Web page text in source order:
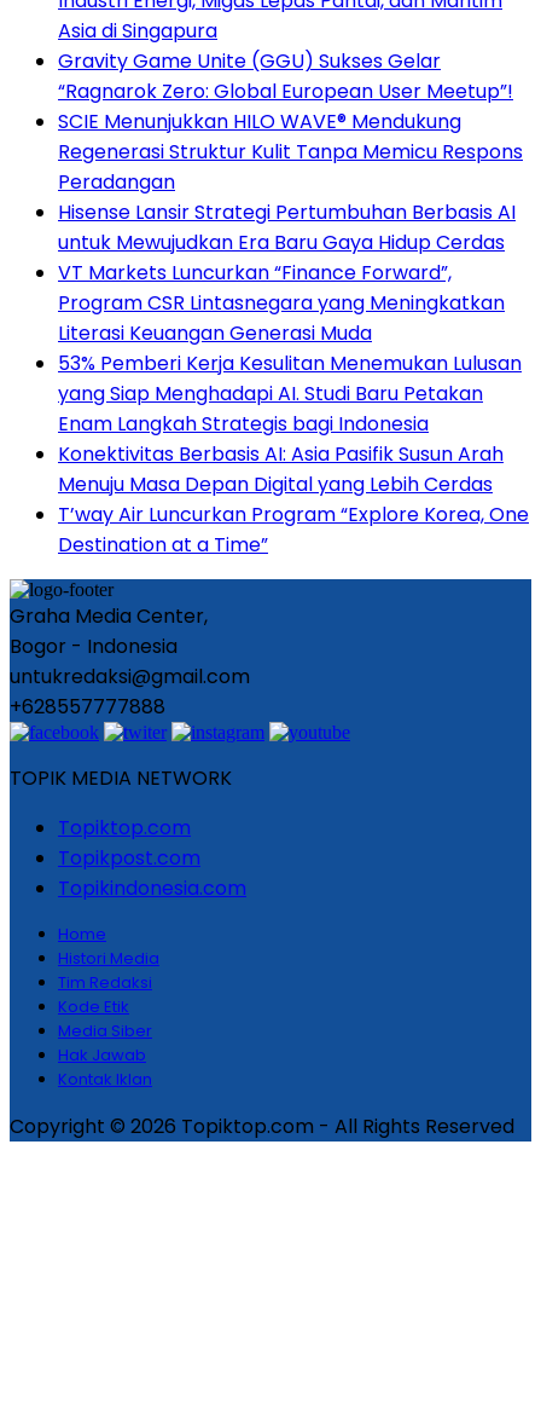
Asia di Singapura
Gravity Game Unite (GGU) Sukses Gelar
“Ragnarok Zero: Global European User Meetup”!
SCIE Menunjukkan HILO WAVE® Mendukung
Regenerasi Struktur Kulit Tanpa Memicu Respons
Peradangan
Hisense Lansir Strategi Pertumbuhan Berbasis AI
untuk Mewujudkan Era Baru Gaya Hidup Cerdas
VT Markets Luncurkan “Finance Forward”,
Program CSR Lintasnegara yang Meningkatkan
Literasi Keuangan Generasi Muda
53% Pemberi Kerja Kesulitan Menemukan Lulusan
yang Siap Menghadapi AI. Studi Baru Petakan
Enam Langkah Strategis bagi Indonesia
Konektivitas Berbasis AI: Asia Pasifik Susun Arah
Menuju Masa Depan Digital yang Lebih Cerdas
T’way Air Luncurkan Program “Explore Korea, One
Destination at a Time”
Graha Media Center,
Bogor - Indonesia
untukredaksi@gmail.com
+628557777888
TOPIK MEDIA NETWORK
Topiktop.com
Topikpost.com
Topikindonesia.com
Home
Histori Media
Tim Redaksi
Kode Etik
Media Siber
Hak Jawab
Kontak Iklan
Copyright © 2026 Topiktop.com - All Rights Reserved